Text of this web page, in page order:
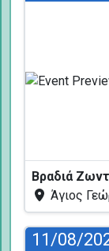
Άγιος
11/08/